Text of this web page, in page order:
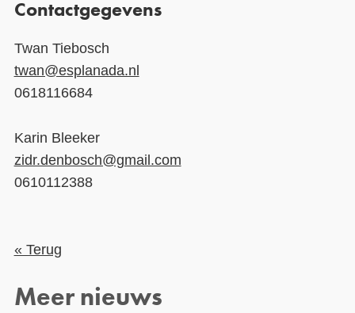
Contactgegevens
Twan Tiebosch
twan@esplanada.nl
0618116684
Karin Bleeker
zidr.denbosch@gmail.com
0610112388
« Terug
Meer nieuws